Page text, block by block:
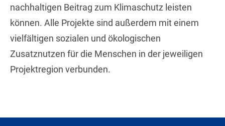
nachhaltigen Beitrag zum Klimaschutz leisten
können. Alle Projekte sind außerdem mit einem
vielfältigen sozialen und ökologischen
Zusatznutzen für die Menschen in der jeweiligen
Projektregion verbunden.